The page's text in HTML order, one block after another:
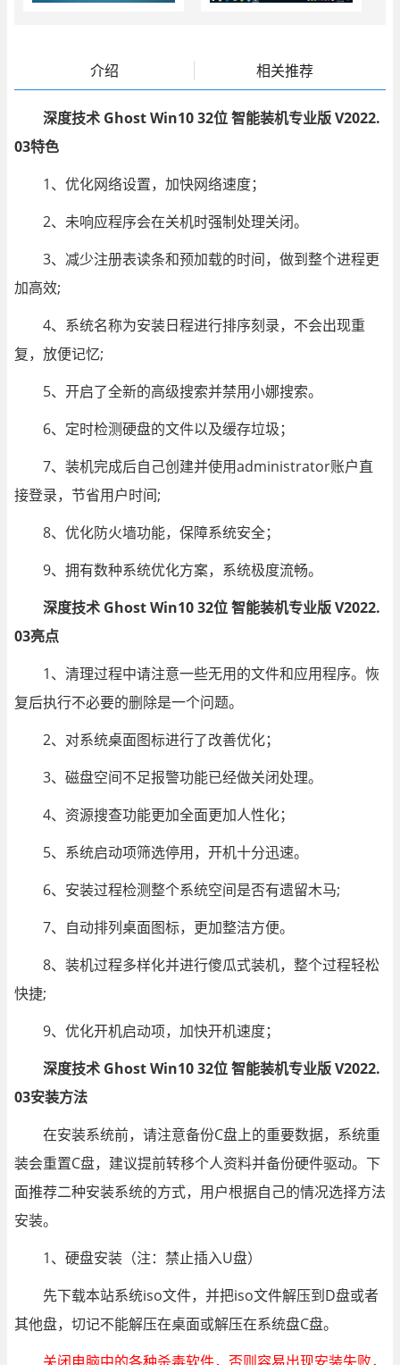
介绍 相关推荐
深度技术 Ghost Win10 32位 智能装机专业版 V2022.
03特色
1、优化网络设置，加快网络速度；
2、未响应程序会在关机时强制处理关闭。
3、减少注册表读条和预加载的时间，做到整个进程更
加高效;
4、系统名称为安装日程进行排序刻录，不会出现重
复，放便记忆;
5、开启了全新的高级搜索并禁用小娜搜索。
6、定时检测硬盘的文件以及缓存垃圾；
7、装机完成后自己创建并使用administrator账户直
接登录，节省用户时间;
8、优化防火墙功能，保障系统安全；
9、拥有数种系统优化方案，系统极度流畅。
深度技术 Ghost Win10 32位 智能装机专业版 V2022.
03亮点
1、清理过程中请注意一些无用的文件和应用程序。恢
复后执行不必要的删除是一个问题。
2、对系统桌面图标进行了改善优化；
3、磁盘空间不足报警功能已经做关闭处理。
4、资源搜查功能更加全面更加人性化；
5、系统启动项筛选停用，开机十分迅速。
6、安装过程检测整个系统空间是否有遗留木马;
7、自动排列桌面图标，更加整洁方便。
8、装机过程多样化并进行傻瓜式装机，整个过程轻松
快捷;
9、优化开机启动项，加快开机速度；
深度技术 Ghost Win10 32位 智能装机专业版 V2022.
03安装方法
在安装系统前，请注意备份C盘上的重要数据，系统重
装会重置C盘，建议提前转移个人资料并备份硬件驱动。下
面推荐二种安装系统的方式，用户根据自己的情况选择方法
安装。
1、硬盘安装（注：禁止插入U盘）
先下载本站系统iso文件，并把iso文件解压到D盘或者
其他盘，切记不能解压在桌面或解压在系统盘C盘。